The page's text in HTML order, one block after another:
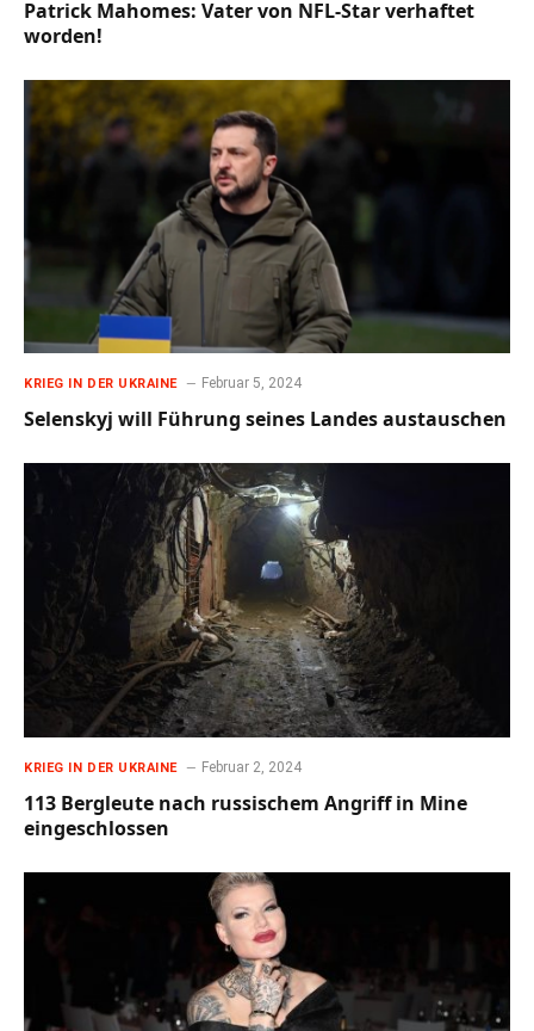
Patrick Mahomes: Vater von NFL-Star verhaftet
worden!
KRIEG IN DER UKRAINE Februar 5, 2024
Selenskyj will Führung seines Landes austauschen
KRIEG IN DER UKRAINE Februar 2, 2024
113 Bergleute nach russischem Angriff in Mine
eingeschlossen